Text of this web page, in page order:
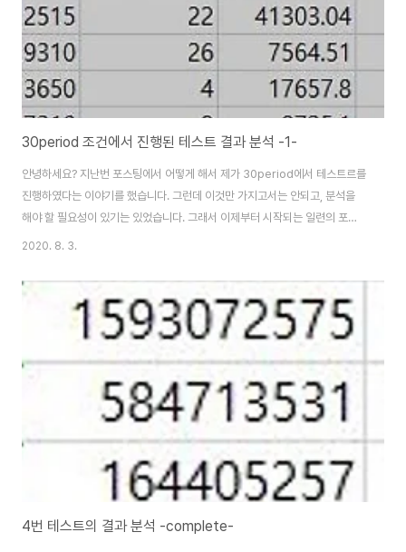
30period 조건에서 진행된 테스트 결과 분석 -1-
안녕하세요? 지난번 포스팅에서 어떻게 해서 제가 30period에서 테스트르를
진행하였다는 이야기를 했습니다. 그런데 이것만 가지고서는 안되고, 분석을
해야 할 필요성이 있기는 있었습니다. 그래서 이제부터 시작되는 일련의 포스
팅 시리즈에서는 테스트를 했고, 그 결과를 가지고서 한번 분석에 들어가 보는
결과에서 가지고 온 것을 한개의 엑셀 파일에 모으도록 합니다. 그리고 나서 아
래의 스크린샷과 같이 정렬을 시켜 주도록 합니다. 가장 우선이 되는 조건은 역
시나 Account라고해서 현금을 얼마나 보유했는냐 하는 여부이고, 그 다음으
다. 그리고 나서 위 스크..
2020. 8. 3.
4번 테스트의 결과 분석 -complete-